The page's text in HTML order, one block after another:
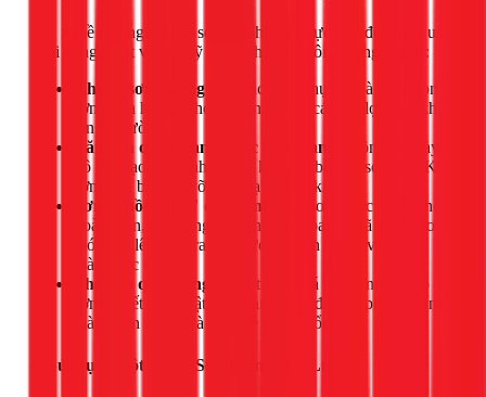
Tay nghề của người thợ sơn ảnh hưởng trực tiếp đến kết quả
cuối cùng. Một vài lỗi kỹ thuật phổ biến tôi thường gặp là:
Khuấy sơn không kỹ:
Các chất phụ gia và màu trong
sơn chưa hòa tan hoàn toàn, tạo ra các hạt lợn cợn khi
lăn lên tường.
Lăn sơn quá nhanh hoặc quá mạnh:
Động tác này
vô tình tạo ra rất nhiều bọt khí trên bề mặt sơn ướt. Khi
sơn khô, bọt khí vỡ ra để lại các lỗ kim.
Sơn "chồng lớp" quá sớm:
Lớp sơn trước chưa khô
hoàn toàn, hơi dung môi chưa kịp bay đi đã bị lớp sơn
mới phủ lên, gây ra hiện tượng "sơn bị bí" và hình
thành các lỗ nhỏ.
Pha sơn quá loãng:
Việc thêm quá nhiều nước vào
sơn để tiết kiệm vật tư sẽ làm giảm độ che phủ, khiến
màng sơn mỏng và yếu, dễ tạo lỗ hổng.
4. Sử Dụng Bột Bả và Sơn Kém Chất Lượng